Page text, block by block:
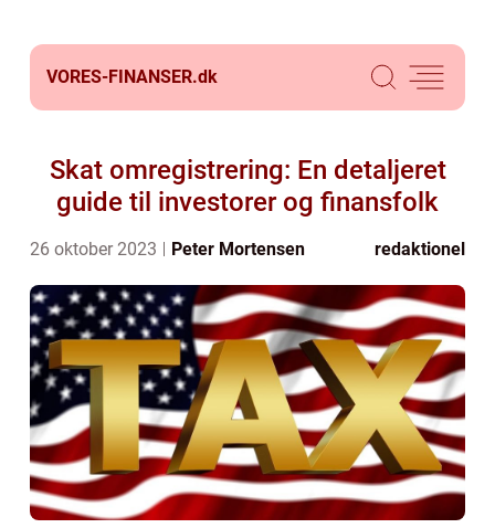
VORES-FINANSER.dk
Skat omregistrering: En detaljeret
guide til investorer og finansfolk
26 oktober 2023 Peter Mortensen redaktionel